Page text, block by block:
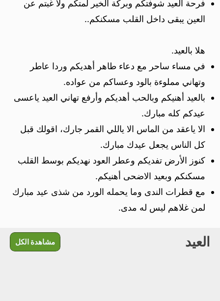
فرحة العيد شوفتكم وبركة الخير لمتكم ولا غبتم عن
العين يبقى داخل القلب مسكنكم..
هلا بالعيد.
في مساء ساحر مع دعاء طاهر أهديكم وردا عاطر
وتهاني مملوءة بالود وعساكم من عواده.
بالعيد أهنيكم وبالحب أهديكم وأرفع تهاني العيد ياعسى
عيدكم كله مبارك.
الا ياعقد من الماس الا ياللي القمر جارك، اقولك قبل
كل الناس يجعل عيدك مبارك.
كنوز الأرض تفديكم وعطر العود نهديكم بوسط القلب
مسكنكم وبعيد الاضحى أهنيكم.
مع قطرات الندى وما يحمله الورد من شذى عيد مبارك
لمن غلاهم ليس له مدى.
العيد مشاهدة الكل